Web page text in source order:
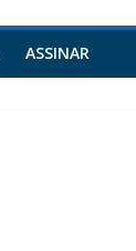
ASSINAR